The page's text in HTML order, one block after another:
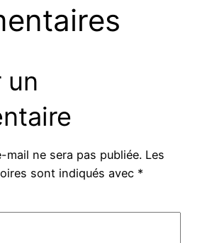
un
mail ne sera pas publiée. Les
sont indiqués avec *